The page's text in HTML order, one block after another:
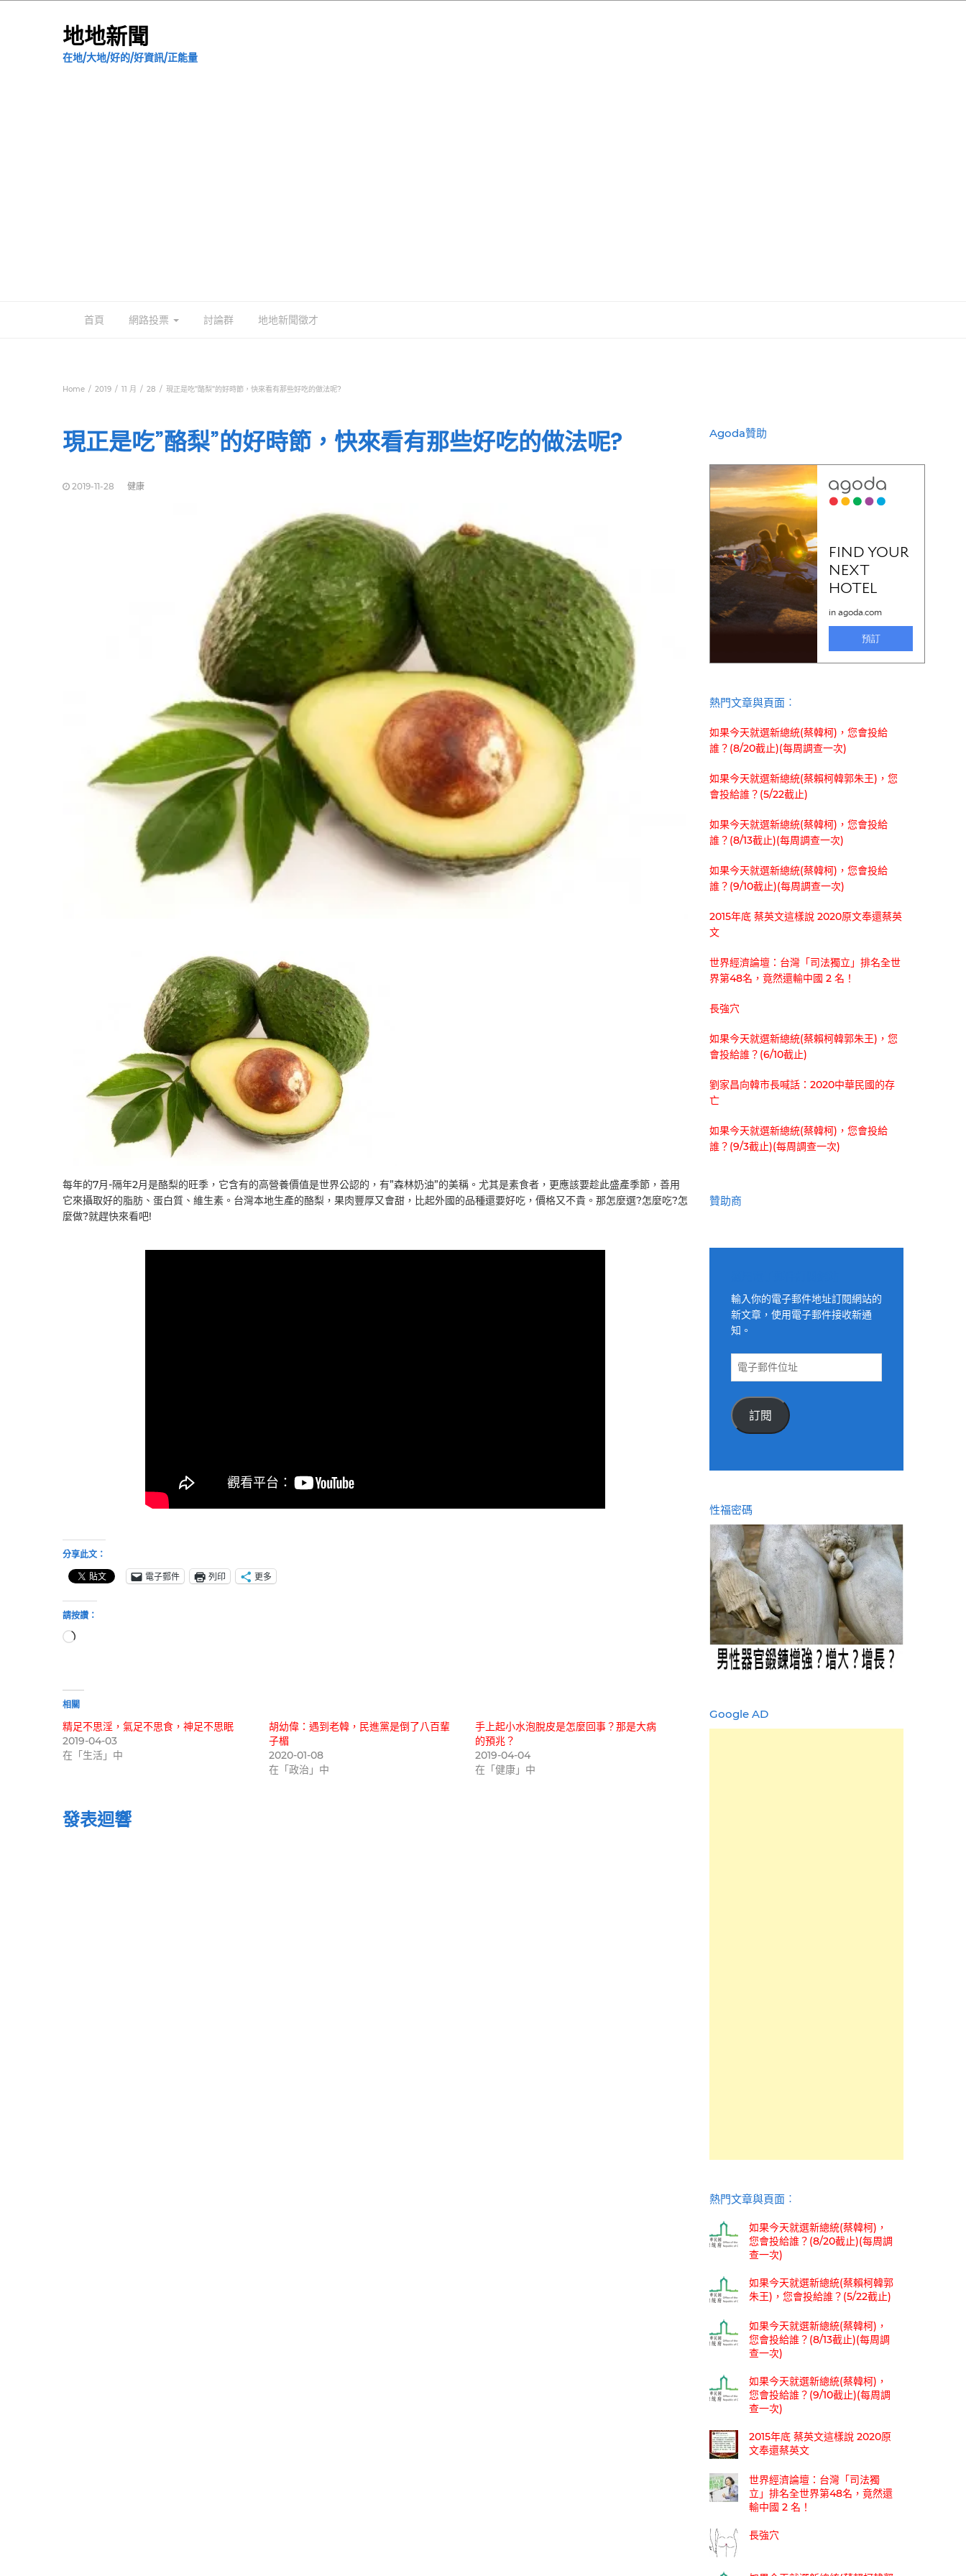
地地新聞
在地/大地/好的/好資訊/正能量
首頁 網路投票 討論群 地地新聞徵才
Home 2019 11 月 28 現正是吃”酪梨”的好時節，快來看有那些好吃的做法呢?
現正是吃”酪梨”的好時節，快來看有那些好吃的做法呢?
2019-11-28 健康
每年的7月-隔年2月是酪梨的旺季，它含有的高營養價值是世界公認的，有”森林奶油”的美稱。尤其是素食者，更應該要趁此盛產季節，善用
它來攝取好的脂肪、蛋白質、維生素。台灣本地生產的酪梨，果肉豐厚又會甜，比起外國的品種還要好吃，價格又不貴。那怎麼選?怎麼吃?怎
麼做?就趕快來看吧!
分享此文：
電子郵件
列印 更多
請按讚：
正
相關
精足不思淫，氣足不思食，神足不思眠
2019-04-03
在「生活」中
胡幼偉：遇到老韓，民進黨是倒了八百輩
子楣
2020-01-08
在「政治」中
手上起小水泡脫皮是怎麼回事？那是大病
的預兆？
2019-04-04
在「健康」中
發表迴響
Agoda贊助
熱門文章與頁面︰
如果今天就選新總統(蔡韓柯)，您會投給
誰？(8/20截止)(每周調查一次)
如果今天就選新總統(蔡賴柯韓郭朱王)，您
會投給誰？(5/22截止)
如果今天就選新總統(蔡韓柯)，您會投給
誰？(8/13截止)(每周調查一次)
如果今天就選新總統(蔡韓柯)，您會投給
誰？(9/10截止)(每周調查一次)
2015年底 蔡英文這樣說 2020原文奉還蔡英
文
世界經濟論壇：台灣「司法獨立」排名全世
界第48名，竟然還輸中國 2 名！
長強穴
如果今天就選新總統(蔡賴柯韓郭朱王)，您
會投給誰？(6/10截止)
劉家昌向韓市長喊話：2020中華民國的存
亡
如果今天就選新總統(蔡韓柯)，您會投給
誰？(9/3截止)(每周調查一次)
贊助商
輸入你的電子郵件地址訂閱網站的
新文章，使用電子郵件接收新通
知。
電
件
位
訂閱
性福密碼
Google AD
熱門文章與頁面︰
如果今天就選新總統(蔡韓柯)，
您會投給誰？(8/20截止)(每周調
查一次)
如果今天就選新總統(蔡賴柯韓郭
朱王)，您會投給誰？(5/22截止)
如果今天就選新總統(蔡韓柯)，
您會投給誰？(8/13截止)(每周調
查一次)
如果今天就選新總統(蔡韓柯)，
您會投給誰？(9/10截止)(每周調
查一次)
2015年底 蔡英文這樣說 2020原
文奉還蔡英文
世界經濟論壇：台灣「司法獨
立」排名全世界第48名，竟然還
輸中國 2 名！
長強穴